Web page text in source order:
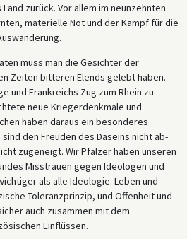
zurück. Vor allem im neunzehnten
materielle Not und der Kampf für die
muss man die Gesichter der
Zeiten bitteren Elends gelebt haben.
und Frankreichs Zug zum Rhein zu
neue Kriegerdenkmale und
haben daraus ein besonderes
den Freuden des Daseins nicht ab-
zugeneigt. Wir Pfälzer haben unseren
Misstrauen gegen Ideologen und
als alle Ideologie. Leben und
Toleranzprinzip, und Offenheit und
auch zusammen mit dem
Einflüssen.